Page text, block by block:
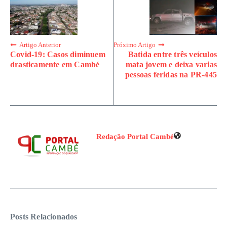
Artigo Anterior
Covid-19: Casos diminuem
drasticamente em Cambé
Próximo Artigo
Batida entre três veículos
mata jovem e deixa varias
pessoas feridas na PR-445
Redação Portal Cambé
Posts Relacionados